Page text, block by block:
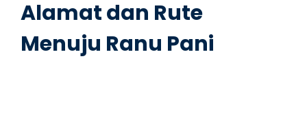
Alamat dan Rute
Menuju Ranu Pani